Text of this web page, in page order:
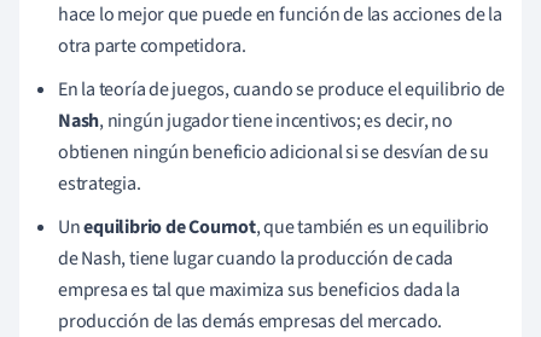
hace lo mejor que puede en función de las acciones de la
otra parte competidora.
En la teoría de juegos, cuando se produce el equilibrio de
Nash, ningún jugador tiene incentivos; es decir, no
obtienen ningún beneficio adicional si se desvían de su
estrategia.
Unequilibrio de Cournot, que también es un equilibrio
de Nash, tiene lugar cuando la producción de cada
empresa es tal que maximiza sus beneficios dada la
producción de las demás empresas del mercado.